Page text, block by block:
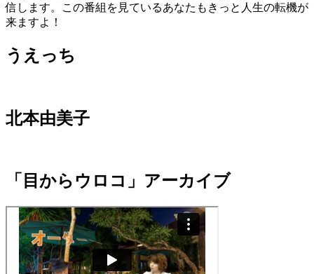
信します。この番組を見ているあなたもきっと人生の転機が
来ますよ！
うえっち
北本由美子
「目からウロコ」アーカイブ